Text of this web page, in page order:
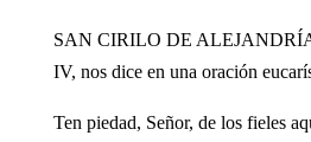
SAN CIRILO DE
IV, nos dice en una oración
Ten piedad, Señor, de los fieles